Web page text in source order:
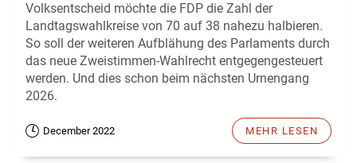
Volksentscheid möchte die FDP die Zahl der
Landtagswahlkreise von 70 auf 38 nahezu halbieren.
So soll der weiteren Aufblähung des Parlaments durch
das neue Zweistimmen-Wahlrecht entgegengesteuert
werden. Und dies schon beim nächsten Urnengang
2026.
December 2022 MEHR LESEN